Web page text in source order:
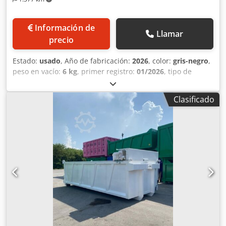
Información de
precio
Llamar
Estado: usado, Año de fabricación: 2026, color: gris-negro,
peso en vacío: 6 kg, primer registro: 01/2026, tipo de
, tipo de engranaje:
TÍTULO: DEPÓSITO USADO DE ACERO INOXIDABLE
AISLADO, DE UN ÚNICO COMPARTIMENTO REF.: 26-U-13
TIPO: depósito de acero inoxidable DIMENSIONES
EXTERIORES LONGITUD TOTAL DEL DEPÓSITO: 2,60 m
ANCHURA TOTAL DEL DEPÓSITO: 1,70 m ALTURA DEL
DEPÓSITO: 1,20 m VOLUMEN TOTAL DEL DEPÓSITO: 4.500
litros PESO: 960 kg COLOR: acero. Salvo errores y/u
omisiones. Los precios indicados no incluyen el IVA. Por
favor, póngase en contacto con el departamento comercial
para obtener una comparación actualizada de precios y
condiciones. Para obtener más información: Loris:
3484773001 URL: #glispecialistidelloscarrabile SCARRABILI
AURORA opera en el sector de la venta y compra de
Clasificado